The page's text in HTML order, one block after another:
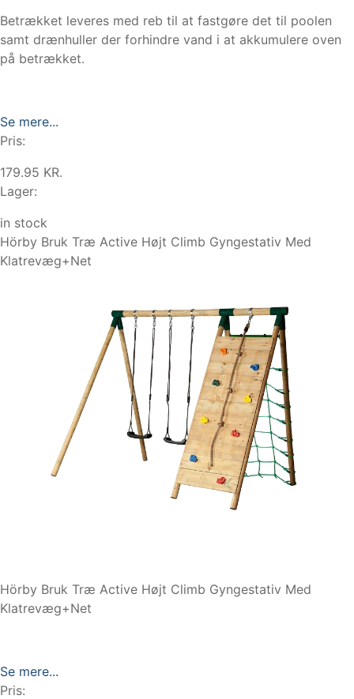
Betrækket leveres med reb til at fastgøre det til poolen
samt drænhuller der forhindre vand i at akkumulere oven
på betrækket.
Se mere...
Pris:
179.95 KR.
Lager:
in stock
Hörby Bruk Træ Active Højt Climb Gyngestativ Med
Klatrevæg+Net
Hörby Bruk Træ Active Højt Climb Gyngestativ Med
Klatrevæg+Net
Se mere...
Pris: